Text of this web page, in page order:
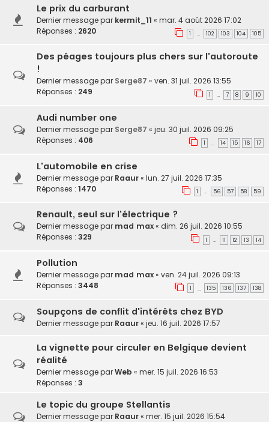
Le prix du carburant
Dernier message par kermit_11 « mar. 4 août 2026 17:02
Réponses : 2620 1 … 102 103 104 105
Des péages toujours plus chers sur l'autoroute
!
Dernier message par Serge87 « ven. 31 juil. 2026 13:55
Réponses : 249 1 … 7 8 9 10
Audi number one
Dernier message par Serge87 « jeu. 30 juil. 2026 09:25
Réponses : 406 1 … 14 15 16 17
L'automobile en crise
Dernier message par Raaur« lun. 27 juil. 2026 17:35
Réponses : 1470 1 … 56 57 58 59
Renault, seul sur l'électrique ?
Dernier message par mad max« dim. 26 juil. 2026 10:55
Réponses : 329 1 … 11 12 13 14
Pollution
Dernier message par mad max« ven. 24 juil. 2026 09:13
Réponses : 3448 1 … 135 136 137 138
Soupçons de conflit d'intérêts chez BYD
Dernier message par Raaur« jeu. 16 juil. 2026 17:57
La vignette pour circuler en Belgique devient
réalité
Dernier message parWeb « mer. 15 juil. 2026 16:53
Réponses : 3
Le topic du groupe Stellantis
Dernier message par Raaur« mer. 15 juil. 2026 15:54